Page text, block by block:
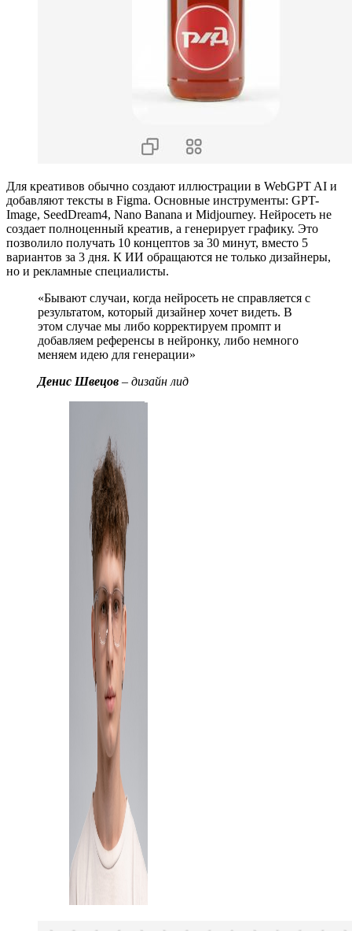
Для креативов обычно создают иллюстрации в WebGPT AI и
добавляют тексты в Figma. Основные инструменты: GPT-
Image, SeedDream4, Nano Banana и Midjourney. Нейросеть не
создает полноценный креатив, а генерирует графику. Это
позволило получать 10 концептов за 30 минут, вместо 5
вариантов за 3 дня. К ИИ обращаются не только дизайнеры,
но и рекламные специалисты.
«Бывают случаи, когда нейросеть не справляется с
результатом, который дизайнер хочет видеть. В
этом случае мы либо корректируем промпт и
добавляем референсы в нейронку, либо немного
меняем идею для генерации»
Денис Швецов – дизайн лид